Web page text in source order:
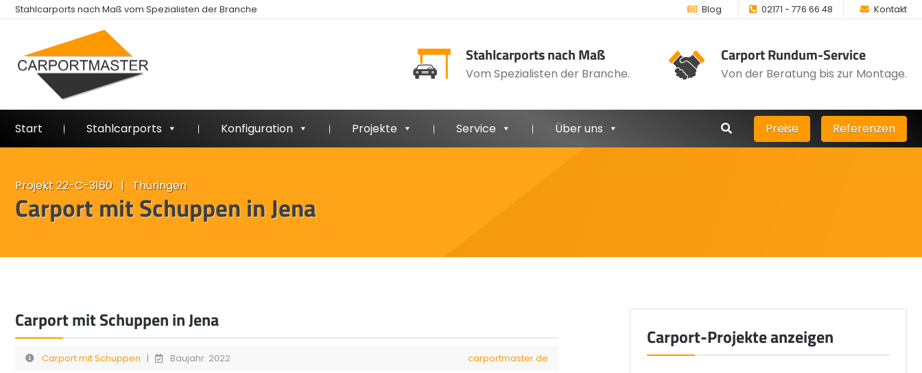
Stahlcarports nach Maß vom Spezialisten der Branche Blog 02171 - 776 66 48 Kontakt
Stahlcarports nach Maß
Vom Spezialisten der Branche.
Carport Rundum-Service
Von der Beratung bis zur Montage.
Start Stahlcarports Konfiguration Projekte Service Über uns Preise Referenzen
Projekt 22-C-3160 | Thüringen
Carport mit Schuppen in Jena
Carport mit Schuppen in Jena
Carport mit Schuppen | Baujahr: 2022 carportmaster.de
Carport-Projekte anzeigen